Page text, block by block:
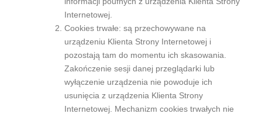
Internetowej.
Cookies trwałe: są przechowywane na
urządzeniu Klienta Strony Internetowej i
pozostają tam do momentu ich skasowania.
Zakończenie sesji danej przeglądarki lub
wyłączenie urządzenia nie powoduje ich
usunięcia z urządzenia Klienta Strony
Internetowej. Mechanizm cookies trwałych nie